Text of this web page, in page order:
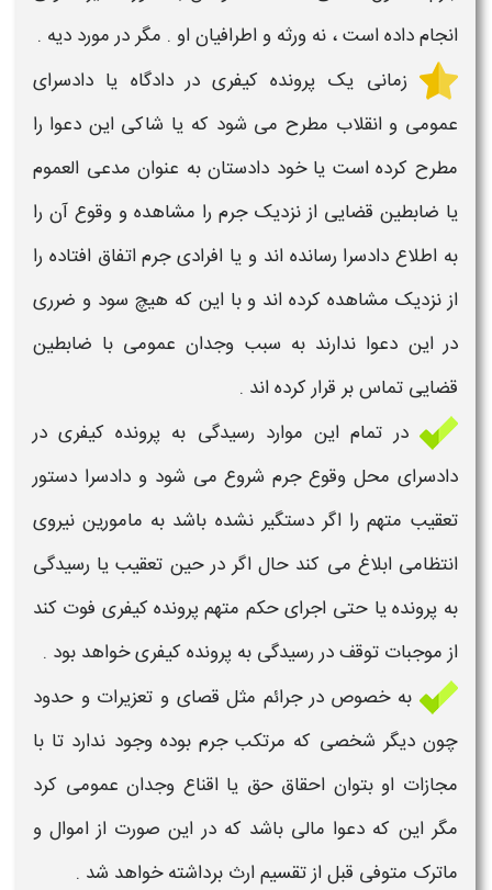
انجام داده است ، نه ورثه و اطرافیان او . مگر در مورد دیه .
زمانی یک پرونده کیفری در دادگاه یا دادسرای
عمومی و انقلاب مطرح می شود که یا شاکی این دعوا را
مطرح کرده است یا خود دادستان به عنوان مدعی العموم
یا ضابطین قضایی از نزدیک جرم را مشاهده و وقوع آن را
به اطلاع دادسرا رسانده اند و یا افرادی جرم اتفاق افتاده را
از نزدیک مشاهده کرده اند و با این که هیچ سود و ضرری
در این دعوا ندارند به سبب وجدان عمومی با ضابطین
قضایی تماس بر قرار کرده اند .
در تمام این موارد رسیدگی به پرونده کیفری در
دادسرای محل وقوع جرم شروع می شود و دادسرا دستور
تعقیب متهم را اگر دستگیر نشده باشد به مامورین نیروی
انتظامی ابلاغ می کند حال اگر در حین تعقیب یا رسیدگی
به پرونده یا حتی اجرای حکم متهمپرونده کیفری فوت کند
از موجبات توقف در رسیدگی به پرونده کیفریخواهد بود .
به خصوص در جرائم مثل قصای و تعزیرات و حدود
چون دیگر شخصی که مرتکب جرم بوده وجود ندارد تا با
مجازات او بتوان احقاق حق یا اقناع وجدان عمومی کرد
مگر این که دعوا مالی باشد که در این صورت از اموال و
ماترک متوفی قبل از تقسیم ارث برداشته خواهد شد .